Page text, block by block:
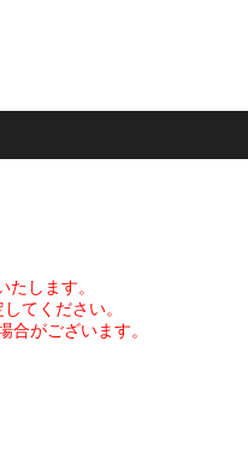
します。
てください。
がございます。